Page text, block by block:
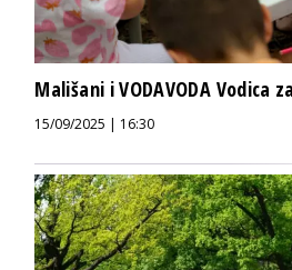
Mališani i VODAVODA Vodica
15/09/2025 | 16:30